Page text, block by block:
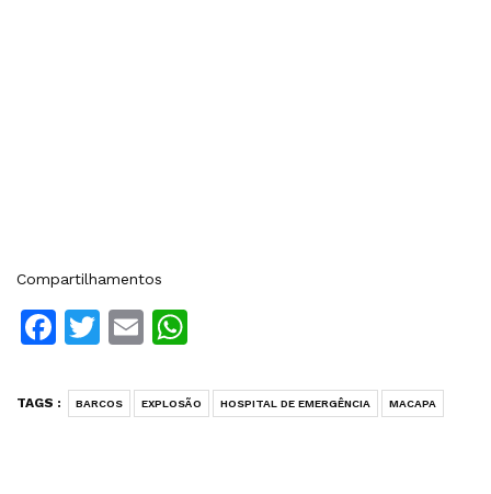
Compartilhamentos
Facebook
Twitter
Email
TAGS : BARCOS EXPLOSÃO HOSPITAL DE EMERGÊNCIA MACAPA